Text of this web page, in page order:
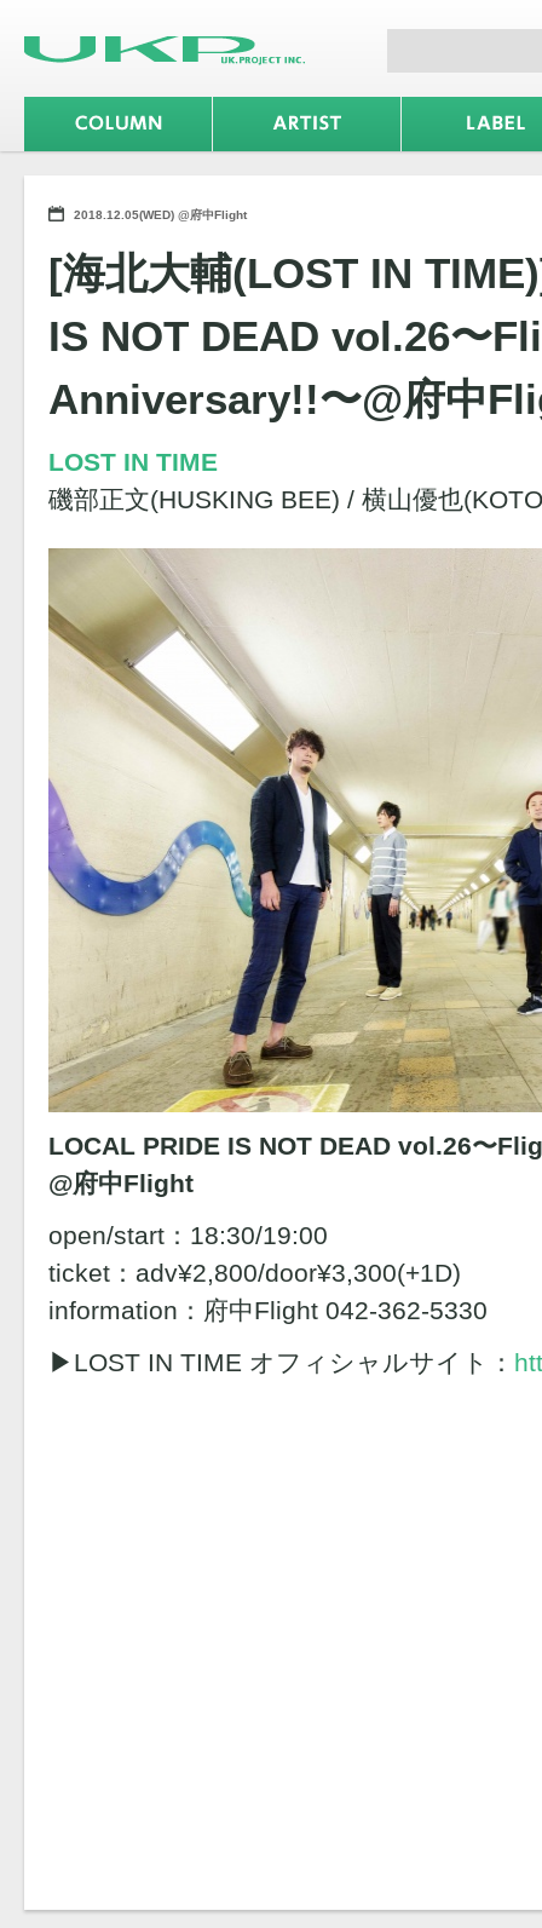
2018.12.05(WED) @府中Flight
[海北大輔(LOST IN
IS NOT DEAD vol.26〜
Anniversary!!〜@府中
LOST IN TIME
磯部正文(HUSKING BEE) / 横山優也
LOCAL PRIDE IS NOT DEAD vol.26〜
@府中Flight
open/start：18:30/19:00
ticket：adv¥2,800/door¥3,300(+1D)
information：府中Flight 042-362-5330
▶︎LOST IN TIME オフィシャルサイト：